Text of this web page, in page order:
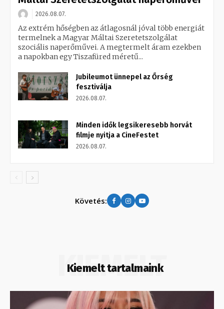
2026.08.07.
Az extrém hőségben az átlagosnál jóval több energiát
termelnek a Magyar Máltai Szeretetszolgálat
szociális naperőművei. A megtermelt áram ezekben
a napokban egy Tiszafüred méretű...
Jubileumot ünnepel az Őrség
fesztiválja
2026.08.07.
Minden idők legsikeresebb horvát
filmje nyitja a CineFestet
2026.08.07.
Követés:
Kiemelt tartalmaink
KIEMELT